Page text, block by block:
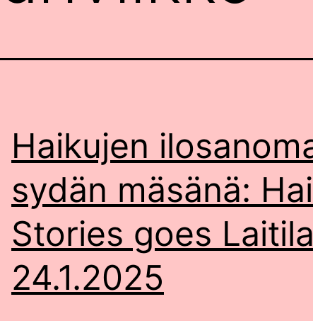
Haikujen
sydän mäsänä:
Stories goes Laitila
24.1.2025